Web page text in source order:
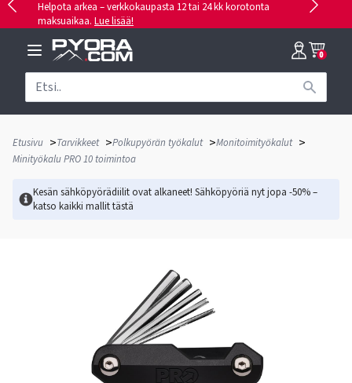
Helpota arkea – verkkokaupasta 12 tai 24 kk korotonta
maksuaikaa. Lue lisää!
0
Etusivu >Tarvikkeet >Polkupyörän työkalut >Monitoimityökalut >
Minityökalu PRO 10 toimintoa
Kesän sähköpyörädiilit ovat alkaneet! Sähköpyöriä nyt jopa -50% –
katso kaikki mallittästä